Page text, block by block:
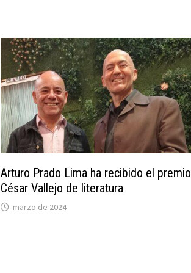
Arturo Prado Lima ha recibido el premio
César Vallejo de literatura
marzo de 2024